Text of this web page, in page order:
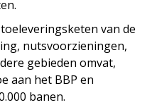
toeleveringsketen van de
nutsvoorzieningen,
gebieden omvat,
aan het BBP en
banen.